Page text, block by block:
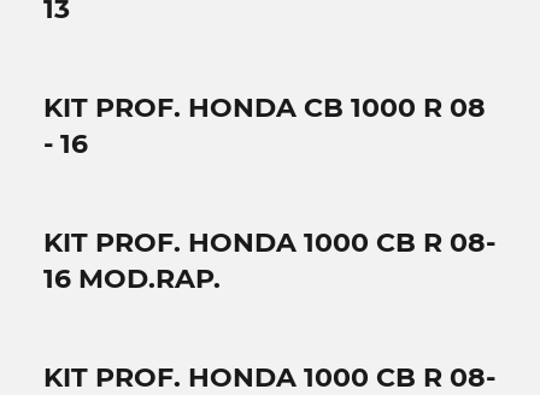
13
KIT PROF. HONDA CB 1000 R 08
- 16
KIT PROF. HONDA 1000 CB R 08-
16 MOD.RAP.
KIT PROF. HONDA 1000 CB R 08-